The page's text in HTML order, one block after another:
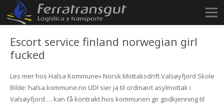
Escort service finland norwegian girl
fucked
Les mer hos Halsa Kommune» Norsk Mottaksdrift Valsøyfjord Skole
Bilde: halsa.kommune.no UDI sier ja til ordinært asylmottak i
Valsøyfjord … kan få kontrakt hvis kommunen gir godkjenning til